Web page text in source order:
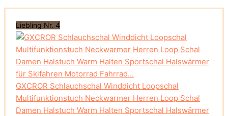
Liebling Nr. 4
GXCROR Schlauchschal Winddicht Loopschal
Multifunktionstuch Neckwarmer Herren Loop Schal
Damen Halstuch Warm Halten Sportschal Halswärmer